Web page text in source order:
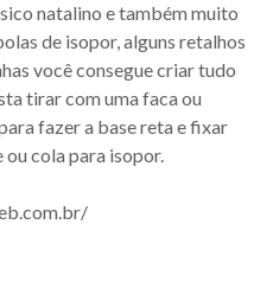
natalino e também muito
de isopor, alguns retalhos
você consegue criar tudo
tirar com uma faca ou
fazer a base reta e fixar
cola para isopor.